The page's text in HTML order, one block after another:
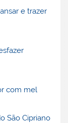
e trazer
com mel
São Cipriano